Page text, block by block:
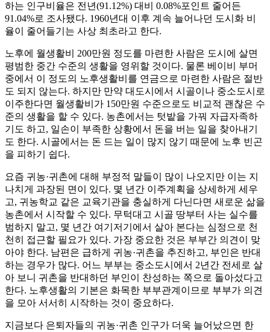
하는 인구비율은 전년(91.12%) 대비 0.08%포인트 줄어든
91.04%로 조사됐다. 1960년대 이후 계속 늘어나던 도시화 비
율이 줄어들기는 사상 최초라고 한다.
노후에 월생활비 200만원 정도를 마련한 사람은 도시에 살면
평범한 중간 수준의 생활을 영위할 것이다. 물론 베이비 부머
중에서 이 정도의 노후생활비를 연금으로 마련한 사람은 절반
도 되지 않는다. 하지만 만약 대도시에서 시골이나 중소도시로
이주한다면 월생활비가 150만원 수준으로도 비교적 괜찮은 수
준의 생활을 할 수 있다. 농촌에서는 텃밭을 가꿔 자급자족하
기도 하고, 일손이 부족한 상황에서 돈을 버는 일을 찾아내기
도 한다. 시골에서는 돈 드는 일이 많지 않기 때문에 노후 빈곤
을 피하기 쉽다.
요즘 귀농·귀촌에 대해 부정적 말들이 많이 나오지만 이는 지
나치게 과장된 면이 있다. 몇 년간 이주계획을 상세하게 세우
고, 귀농학교 같은 교육기관을 충실하게 다닌다면 새로운 삶을
농촌에서 시작할 수 있다. 무턱대고 시골 땅부터 사는 실수를
범하지 말고, 몇 년간 여기저기에서 살아 본다는 심정으로 천
천히 접근할 필요가 있다. 가장 중요한 것은 부부간 의견이 맞
아야 한다. 남편은 급하게 귀농·귀촌을 추진하고, 부인은 반대
하는 경우가 많다. 어느 부부는 중소도시에서 2년간 전세로 살
아 보니 귀촌을 반대하던 부인이 찬성하는 쪽으로 돌아섰다고
한다. 노후생활의 기본은 화목한 부부관계이므로 부부가 의견
을 모아 서서히 시작하는 것이 중요하다.
지금보다 은퇴자들의 귀농·귀촌 인구가 더욱 늘어났으면 한